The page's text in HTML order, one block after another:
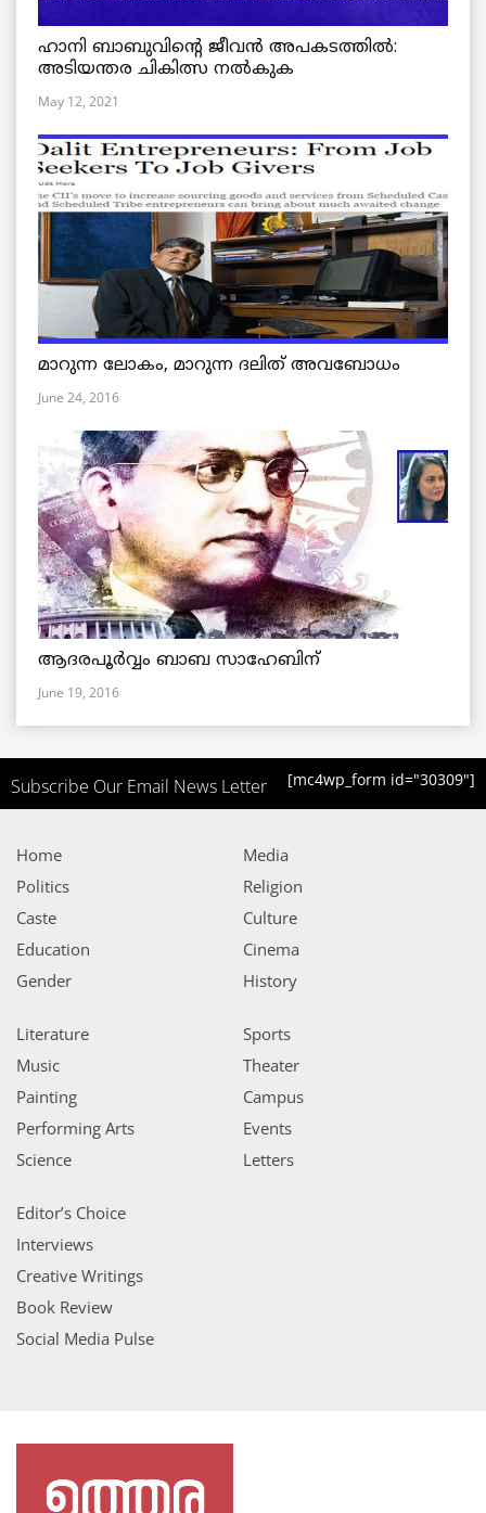
ഹാനി ബാബുവിന്റെ ജീവൻ അപകടത്തിൽ:
അടിയന്തര ചികിത്സ നൽകുക
May 12, 2021
മാറുന്ന ലോകം, മാറുന്ന ദലിത് അവബോധം
June 24, 2016
ആദരപൂര്‍വ്വം ബാബ സാഹേബിന്
June 19, 2016
Subscribe Our Email News Letter [mc4wp_form id="30309"]
Home
Politics
Caste
Education
Gender
Media
Religion
Culture
Cinema
History
Literature
Music
Painting
Performing Arts
Science
Sports
Theater
Campus
Events
Letters
Editor’s Choice
Interviews
Creative Writings
Book Review
Social Media Pulse